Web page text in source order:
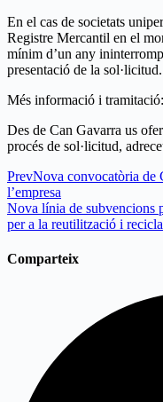
En el cas de societats
Registre Mercantil en el
mínim d’un any
presentació de la sol·licitud.
Més informació i tramitació:
Des de Can Gavarra us
procés de sol·licitud,
PrevNova convocatòria de
l’empresa
Nova línia de subvencions
per a la reutilització i
Comparteix